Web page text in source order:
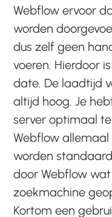
Webflow ervoor
worden
dus zelf geen
voeren. Hierdoor
date. De laadtijd
altijd hoog. Je
server optimaal
Webflow allemaal
worden
door Webflow
zoekmachine
Kortom een